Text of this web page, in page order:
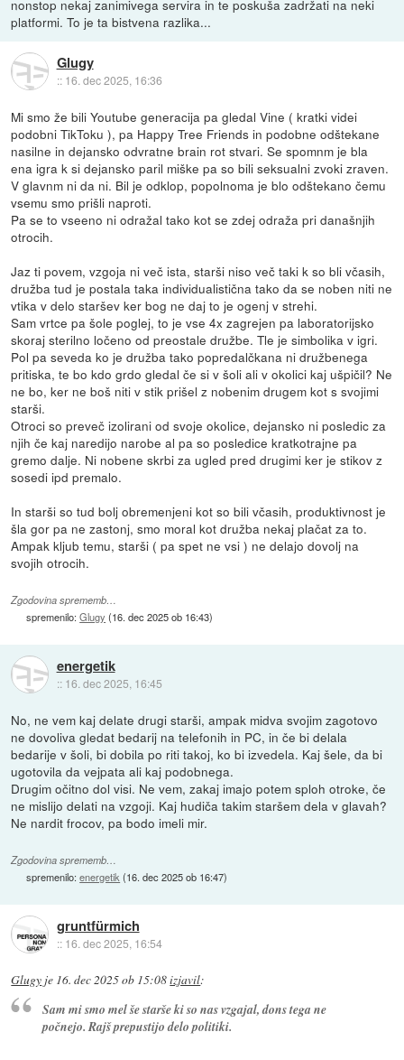
nonstop nekaj zanimivega servira in te poskuša zadržati na neki
platformi. To je ta bistvena razlika...
Glugy
:: 16. dec 2025, 16:36
Mi smo že bili Youtube generacija pa gledal Vine ( kratki videi
podobni TikToku ), pa Happy Tree Friends in podobne odštekane
nasilne in dejansko odvratne brain rot stvari. Se spomnm je bla
ena igra k si dejansko paril miške pa so bili seksualni zvoki zraven.
V glavnm ni da ni. Bil je odklop, popolnoma je blo odštekano čemu
vsemu smo prišli naproti.
Pa se to vseeno ni odražal tako kot se zdej odraža pri današnjih
otrocih.
Jaz ti povem, vzgoja ni več ista, starši niso več taki k so bli včasih,
družba tud je postala taka individualistična tako da se noben niti ne
vtika v delo staršev ker bog ne daj to je ogenj v strehi.
Sam vrtce pa šole poglej, to je vse 4x zagrejen pa laboratorijsko
skoraj sterilno ločeno od preostale družbe. Tle je simbolika v igri.
Pol pa seveda ko je družba tako popredalčkana ni družbenega
pritiska, te bo kdo grdo gledal če si v šoli ali v okolici kaj ušpičil? Ne
ne bo, ker ne boš niti v stik prišel z nobenim drugem kot s svojimi
starši.
Otroci so preveč izolirani od svoje okolice, dejansko ni posledic za
njih če kaj naredijo narobe al pa so posledice kratkotrajne pa
gremo dalje. Ni nobene skrbi za ugled pred drugimi ker je stikov z
sosedi ipd premalo.
In starši so tud bolj obremenjeni kot so bili včasih, produktivnost je
šla gor pa ne zastonj, smo moral kot družba nekaj plačat za to.
Ampak kljub temu, starši ( pa spet ne vsi ) ne delajo dovolj na
svojih otrocih.
Zgodovina sprememb…
spremenilo:Glugy (16. dec 2025 ob 16:43)
energetik
:: 16. dec 2025, 16:45
No, ne vem kaj delate drugi starši, ampak midva svojim zagotovo
ne dovoliva gledat bedarij na telefonih in PC, in če bi delala
bedarije v šoli, bi dobila po riti takoj, ko bi izvedela. Kaj šele, da bi
ugotovila da vejpata ali kaj podobnega.
Drugim očitno dol visi. Ne vem, zakaj imajo potem sploh otroke, če
ne mislijo delati na vzgoji. Kaj hudiča takim staršem dela v glavah?
Ne nardit frocov, pa bodo imeli mir.
Zgodovina sprememb…
spremenilo:energetik (16. dec 2025 ob 16:47)
gruntfürmich
:: 16. dec 2025, 16:54
Glugy je 16. dec 2025 ob 15:08izjavil:
Sam mi smo mel še starše ki so nas vzgajal, dons tega ne
počnejo. Rajš prepustijo delo politiki.